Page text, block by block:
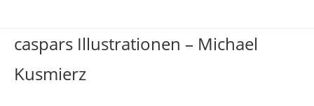
springen
caspars Illustrationen – Michael
Kusmierz